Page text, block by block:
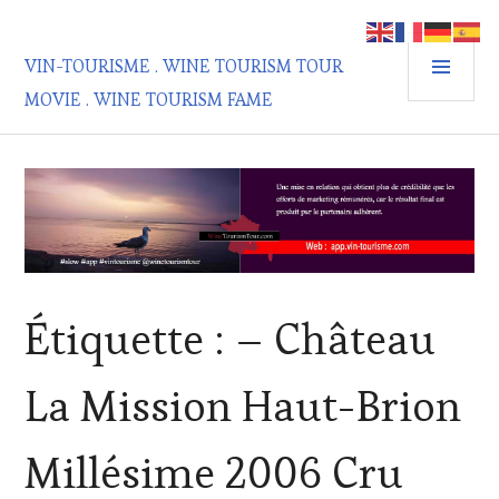
contenu
principal
VIN-TOURISME . WINE TOURISM TOUR
MOVIE . WINE TOURISM FAME
Étiquette : – Château
La Mission Haut-Brion
Millésime 2006 Cru